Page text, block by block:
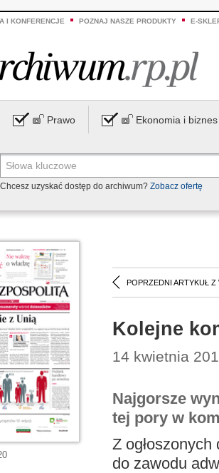
I KONFERENCJE POZNAJ NASZE PRODUKTY E-
Prawo Ekonomia i biznes
Chcesz uzyskać dostęp do archiwum? Zobacz ofertę
POPRZEDNI ARTYKUŁ Z
Kolejne
14 kwietnia
Najgorsze
tej pory w
Z
do zawodu